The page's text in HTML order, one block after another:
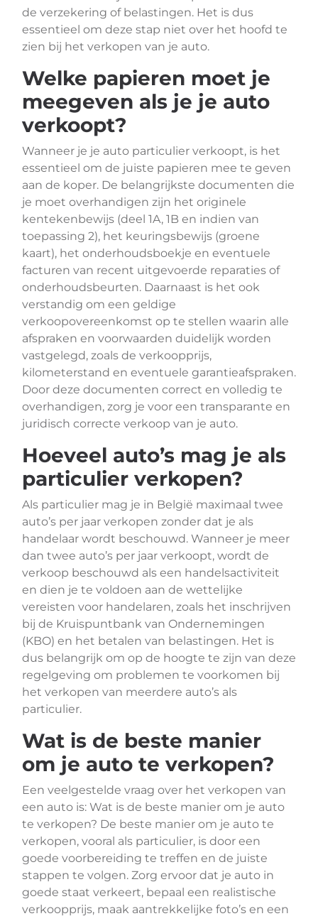
de verzekering of belastingen. Het is dus
essentieel om deze stap niet over het hoofd te
zien bij het verkopen van je auto.
Welke papieren moet je
meegeven als je je auto
verkoopt?
Wanneer je je auto particulier verkoopt, is het
essentieel om de juiste papieren mee te geven
aan de koper. De belangrijkste documenten die
je moet overhandigen zijn het originele
kentekenbewijs (deel 1A, 1B en indien van
toepassing 2), het keuringsbewijs (groene
kaart), het onderhoudsboekje en eventuele
facturen van recent uitgevoerde reparaties of
onderhoudsbeurten. Daarnaast is het ook
verstandig om een geldige
verkoopovereenkomst op te stellen waarin alle
afspraken en voorwaarden duidelijk worden
vastgelegd, zoals de verkoopprijs,
kilometerstand en eventuele garantieafspraken.
Door deze documenten correct en volledig te
overhandigen, zorg je voor een transparante en
juridisch correcte verkoop van je auto.
Hoeveel auto’s mag je als
particulier verkopen?
Als particulier mag je in België maximaal twee
auto’s per jaar verkopen zonder dat je als
handelaar wordt beschouwd. Wanneer je meer
dan twee auto’s per jaar verkoopt, wordt de
verkoop beschouwd als een handelsactiviteit
en dien je te voldoen aan de wettelijke
vereisten voor handelaren, zoals het inschrijven
bij de Kruispuntbank van Ondernemingen
(KBO) en het betalen van belastingen. Het is
dus belangrijk om op de hoogte te zijn van deze
regelgeving om problemen te voorkomen bij
het verkopen van meerdere auto’s als
particulier.
Wat is de beste manier
om je auto te verkopen?
Een veelgestelde vraag over het verkopen van
een auto is: Wat is de beste manier om je auto
te verkopen? De beste manier om je auto te
verkopen, vooral als particulier, is door een
goede voorbereiding te treffen en de juiste
stappen te volgen. Zorg ervoor dat je auto in
goede staat verkeert, bepaal een realistische
verkoopprijs, maak aantrekkelijke foto’s en een